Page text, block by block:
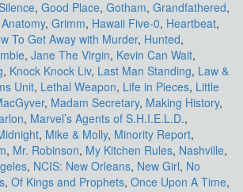
, Good Place, Gotham, Grandfathered,
, Grimm, Hawaii Five-0, Heartbeat,
To Get Away with Murder, Hunted,
, Jane The Virgin, Kevin Can Wait,
, Knock Knock Liv, Last Man Standing, Law &
Unit, Lethal Weapon, Life in Pieces, Little
, Madam Secretary, Making History,
, Marvel’s Agents of S.H.I.E.L.D.,
, Mike & Molly, Minority Report,
, Mr. Robinson, My Kitchen Rules, Nashville,
, NCIS: New Orleans, New Girl, No
, Of Kings and Prophets, Once Upon A Time,